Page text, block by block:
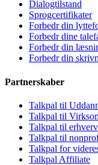
Dialogtilstand
Sprogcertifikater
Forbedr din
Forbedr dine
Forbedr din
Forbedr din
Partnerskaber
Talkpal til
Talkpal til
Talkpal til erhverv
Talkpal til
Talkpal for
Talkpal Affiliate